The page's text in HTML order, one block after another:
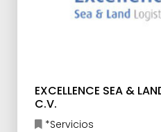
EXCELLENCE SEA &
C.V.
*Servicios